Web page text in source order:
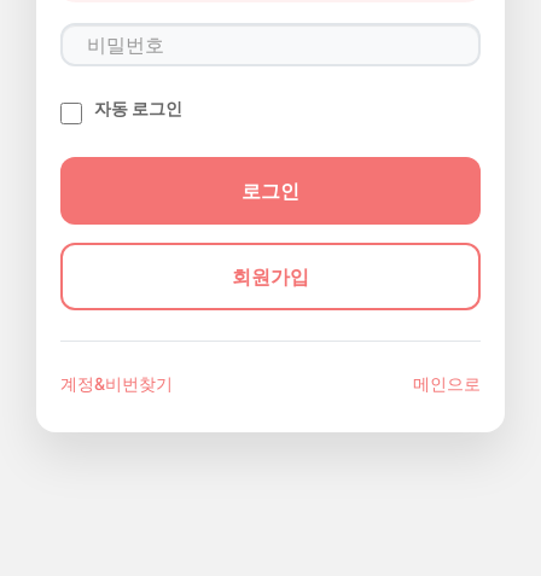
자동 로그인
회원가입
계정&비번찾기 메인으로